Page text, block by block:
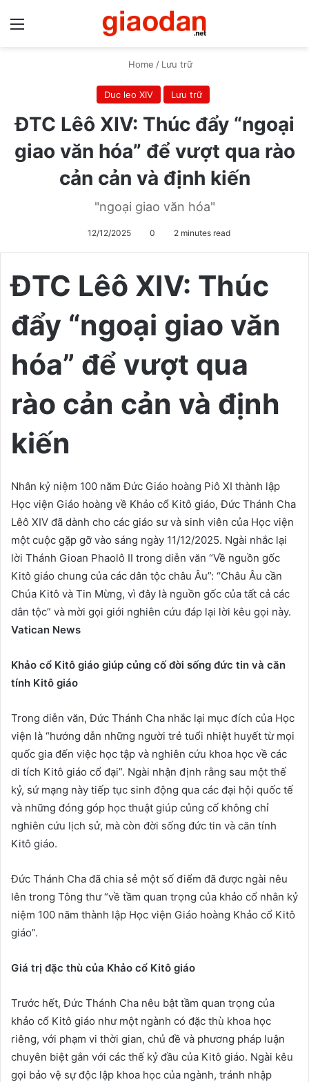
Home / Lưu trữ
Duc leo XIV Lưu trữ
ĐTC Lêô XIV: Thúc đẩy “ngoại
giao văn hóa” để vượt qua rào
cản cản và định kiến
"ngoại giao văn hóa"
12/12/2025 0 2 minutes read
ĐTC Lêô XIV: Thúc
đẩy “ngoại giao văn
hóa” để vượt qua
rào cản cản và định
kiến
Nhân kỷ niệm 100 năm Đức Giáo hoàng Piô XI thành lập
Học viện Giáo hoàng về Khảo cổ Kitô giáo, Đức Thánh Cha
Lêô XIV đã dành cho các giáo sư và sinh viên của Học viện
một cuộc gặp gỡ vào sáng ngày 11/12/2025. Ngài nhắc lại
lời Thánh Gioan Phaolô II trong diễn văn “Về nguồn gốc
Kitô giáo chung của các dân tộc châu Âu”: “Châu Âu cần
Chúa Kitô và Tin Mừng, vì đây là nguồn gốc của tất cả các
dân tộc” và mời gọi giới nghiên cứu đáp lại lời kêu gọi này.
Vatican News
Khảo cổ Kitô giáo giúp củng cố đời sống đức tin và căn
tính Kitô giáo
Trong diễn văn, Đức Thánh Cha nhắc lại mục đích của Học
viện là “hướng dẫn những người trẻ tuổi nhiệt huyết từ mọi
quốc gia đến việc học tập và nghiên cứu khoa học về các
di tích Kitô giáo cổ đại”. Ngài nhận định rằng sau một thế
kỷ, sứ mạng này tiếp tục sinh động qua các đại hội quốc tế
và những đóng góp học thuật giúp củng cố không chỉ
nghiên cứu lịch sử, mà còn đời sống đức tin và căn tính
Kitô giáo.
Đức Thánh Cha đã chia sẻ một số điểm đã được ngài nêu
lên trong Tông thư “về tầm quan trọng của khảo cổ nhân kỷ
niệm 100 năm thành lập Học viện Giáo hoàng Khảo cổ Kitô
giáo”.
Giá trị đặc thù của Khảo cổ Kitô giáo
Trước hết, Đức Thánh Cha nêu bật tầm quan trọng của
khảo cổ Kitô giáo như một ngành có đặc thù khoa học
riêng, với phạm vi thời gian, chủ đề và phương pháp luận
chuyên biệt gắn với các thế kỷ đầu của Kitô giáo. Ngài kêu
gọi bảo vệ sự độc lập khoa học của ngành, tránh nhập